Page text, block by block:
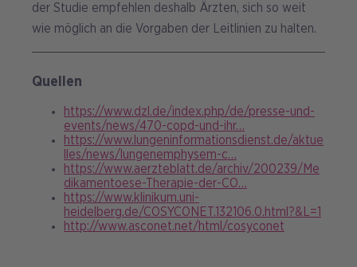
der Studie empfehlen deshalb Ärzten, sich so weit
wie möglich an die Vorgaben der Leitlinien zu halten.
Quellen
https://www.dzl.de/index.php/de/presse-und-
events/news/470-copd-und-ihr…
https://www.lungeninformationsdienst.de/aktue
lles/news/lungenemphysem-c…
https://www.aerzteblatt.de/archiv/200239/Me
dikamentoese-Therapie-der-CO…
https://www.klinikum.uni-
heidelberg.de/COSYCONET.132106.0.html?&L=1
http://www.asconet.net/html/cosyconet